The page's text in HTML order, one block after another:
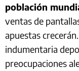
población
ventas de
apuestas
indumentaria
preocupaciones